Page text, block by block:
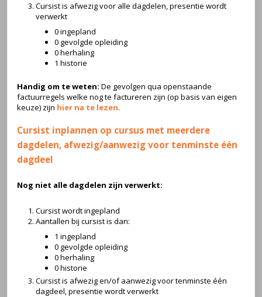
Cursist is afwezig voor alle dagdelen, presentie wordt
verwerkt
0 ingepland
0 gevolgde opleiding
0 herhaling
1 historie
Handig om te weten: De gevolgen qua openstaande
factuurregels welke nog te factureren zijn (op basis van eigen
keuze) zijn hier na te lezen.
Cursist inplannen op cursus met meerdere
dagdelen, afwezig/aanwezig voor tenminste één
dagdeel
Nog niet alle dagdelen zijn verwerkt:
Cursist wordt ingepland
Aantallen bij cursist is dan:
1 ingepland
0 gevolgde opleiding
0 herhaling
0 historie
Cursist is afwezig en/of aanwezig voor tenminste één
dagdeel, presentie wordt verwerkt